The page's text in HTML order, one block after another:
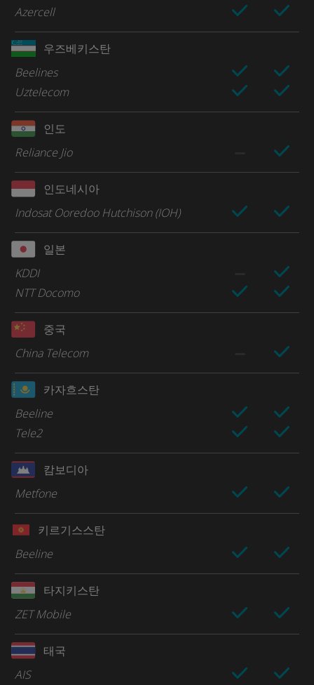
Azercell
우즈베키스탄
Beelines
Uztelecom
인도
Reliance Jio
인도네시아
Indosat Ooredoo Hutchison (IOH)
일본
KDDI
NTT Docomo
중국
China Telecom
카자흐스탄
Beeline
Tele2
캄보디아
Metfone
키르기스스탄
Beeline
타지키스탄
ZET Mobile
태국
AIS